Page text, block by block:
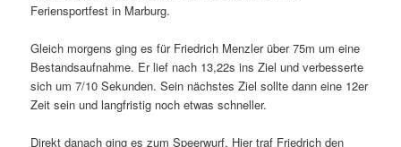
Feriensportfest in Marburg.
Gleich morgens ging es für Friedrich Menzler über 75m um eine
Bestandsaufnahme. Er lief nach 13,22s ins Ziel und verbesserte
sich um 7/10 Sekunden. Sein nächstes Ziel sollte dann eine 12er
Zeit sein und langfristig noch etwas schneller.
Direkt danach ging es zum Speerwurf. Hier traf Friedrich den